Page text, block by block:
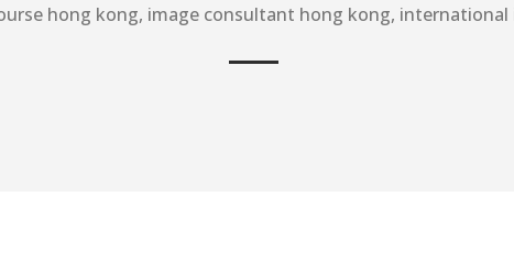
hong kong, image consultant hong kong, international